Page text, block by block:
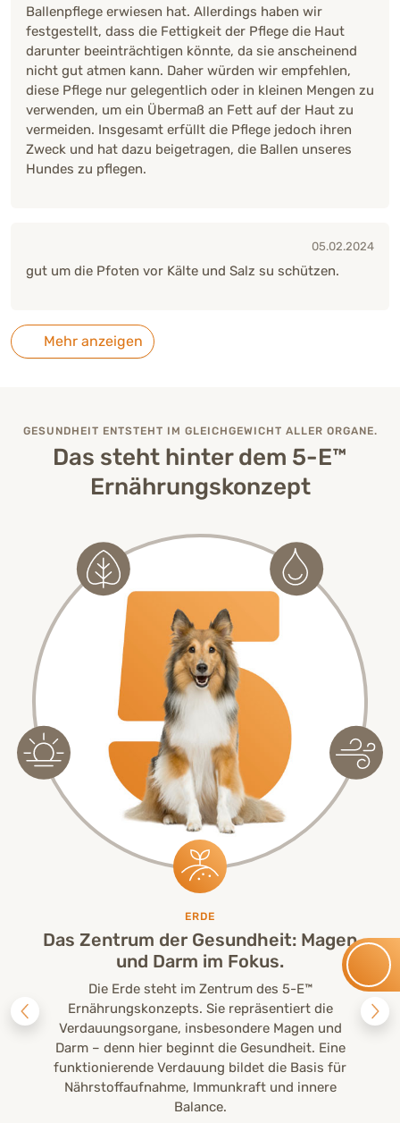
Ballenpflege erwiesen hat. Allerdings haben wir
festgestellt, dass die Fettigkeit der Pflege die Haut
darunter beeinträchtigen könnte, da sie anscheinend
nicht gut atmen kann. Daher würden wir empfehlen,
diese Pflege nur gelegentlich oder in kleinen Mengen zu
verwenden, um ein Übermaß an Fett auf der Haut zu
vermeiden. Insgesamt erfüllt die Pflege jedoch ihren
Zweck und hat dazu beigetragen, die Ballen unseres
Hundes zu pflegen.
05.02.2024
gut um die Pfoten vor Kälte und Salz su schützen.
Mehr anzeigen
GESUNDHEIT ENTSTEHT IM GLEICHGEWICHT ALLER ORGANE.
Das steht hinter dem 5-E™
Ernährungskonzept
ERDE
Das Zentrum der Gesundheit: Magen
und Darm im Fokus.
Die Erde steht im Zentrum des 5-E™
Ernährungskonzepts. Sie repräsentiert die
Verdauungsorgane, insbesondere Magen und
Darm – denn hier beginnt die Gesundheit. Eine
funktionierende Verdauung bildet die Basis für
Nährstoffaufnahme, Immunkraft und innere
Balance.